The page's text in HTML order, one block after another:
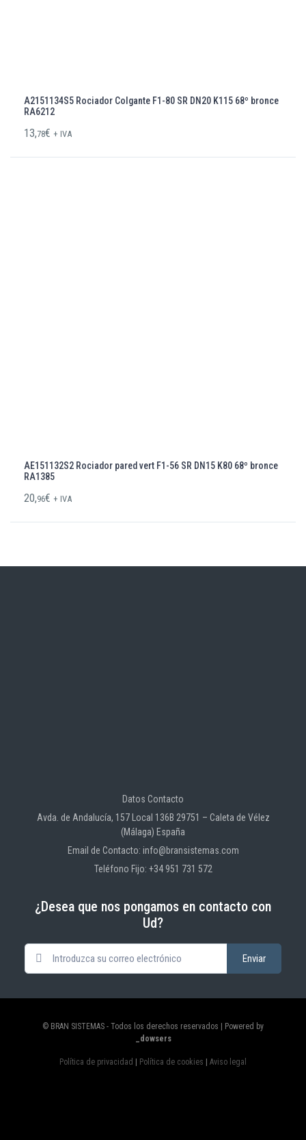
A2151134S5 Rociador Colgante F1-80 SR DN20 K115 68º bronce
RA6212
13,78€ + IVA
AE151132S2 Rociador pared vert F1-56 SR DN15 K80 68º bronce
RA1385
20,96€ + IVA
Datos Contacto
Avda. de Andalucía, 157 Local 136B 29751 – Caleta de Vélez
(Málaga) España
Email de Contacto: info@bransistemas.com
Teléfono Fijo: +34 951 731 572
¿Desea que nos pongamos en contacto con
Ud?
© BRAN SISTEMAS - Todos los derechos reservados | Powered by
_dowsers
Política de privacidad Política de cookies Aviso legal